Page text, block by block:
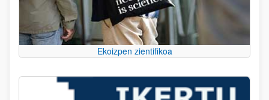
Ekoizpen zientifikoa